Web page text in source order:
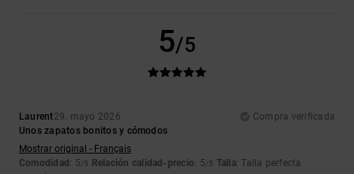
5/5
Laurent29. mayo 2026
Compra verificada
Unos zapatos bonitos y cómodos
Mostrar original - Français
Comodidad: 5/5 Relación calidad-precio: 5/5 Talla: Talla perfecta